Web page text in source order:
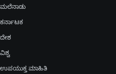
ಮಲೆನಾಡು
ಕರ್ನಾಟಕ
ದೇಶ
ವಿಶ್ವ
ಉಪಯುಕ್ತ ಮಾಹಿತಿ